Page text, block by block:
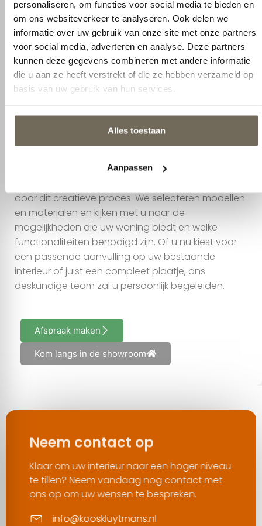
om ons websiteverkeer te analyseren. Ook delen we
informatie over uw gebruik van onze site met onze partners
voor social media, adverteren en analyse. Deze partners
kunnen deze gegevens combineren met andere informatie
die u aan ze heeft verstrekt of die ze hebben verzameld op
basis van uw gebruik van hun services.
Interieuradvies
Droomt u al jaren van een
interieur dat bij u past?
Droomt u al jaren van een interieur dat bij u past?
gaan we uw behoeftes en voorkeuren
door dit creatieve proces. We selecteren modellen
en materialen en kijken met u naar de
mogelijkheden die uw woning biedt en welke
functionaliteiten benodigd zijn. Of u nu kiest voor
een passende aanvulling op uw bestaande
interieur of juist een compleet plaatje, ons
deskundige team zal u persoonlijk begeleiden.
Afspraak maken
Kom langs in de showroom
Neem contact op
Klaar om uw interieur naar een hoger niveau
te tillen? Neem vandaag nog contact met
ons op om uw wensen te bespreken.
info@kooskluytmans.nl